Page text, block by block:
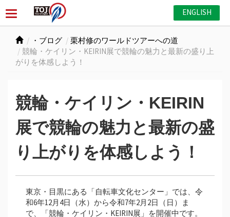
ENGLISH
・ブログ
栗村修のワールドツアーへの道
競輪・ケイリン・KEIRIN展で競輪の魅力と最新の盛り上
がりを体感しよう！
競輪・ケイリン・KEIRIN
展で競輪の魅力と最新の盛
り上がりを体感しよう！
東京・目黒にある「自転車文化センター」では、令
和6年12月4日（水）から令和7年2月2日（日）ま
で、「競輪・ケイリン・KEIRIN展」を開催中です。